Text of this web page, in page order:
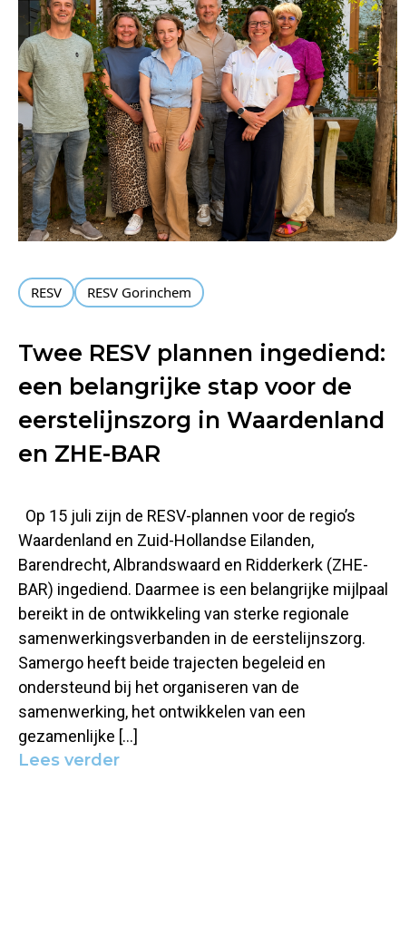
RESV RESV Gorinchem
Twee RESV plannen ingediend:
een belangrijke stap voor de
eerstelijnszorg in Waardenland
en ZHE-BAR
Op 15 juli zijn de RESV-plannen voor de regio’s
Waardenland en Zuid-Hollandse Eilanden,
Barendrecht, Albrandswaard en Ridderkerk (ZHE-
BAR) ingediend. Daarmee is een belangrijke mijlpaal
bereikt in de ontwikkeling van sterke regionale
samenwerkingsverbanden in de eerstelijnszorg.
Samergo heeft beide trajecten begeleid en
ondersteund bij het organiseren van de
samenwerking, het ontwikkelen van een
gezamenlijke […]
Lees verder